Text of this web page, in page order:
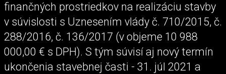
finančných prostriedkov na realizáciu stavby
v súvislosti s Uznesením vlády č. 710/2015, č.
288/2016, č. 136/2017 (v objeme 10 988
000,00 € s DPH). S tým súvisí aj nový termín
ukončenia stavebnej časti - 31. júl 2021 a